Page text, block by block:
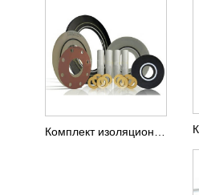
Комплект изоляционных прокладок для фланцев